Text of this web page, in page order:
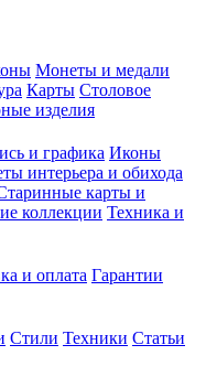
Монеты и медали
Карты Столовое
изделия
и графика Иконы
интерьера и обихода
карты и
коллекции Техника и
и оплата Гарантии
Стили Техники Статьи